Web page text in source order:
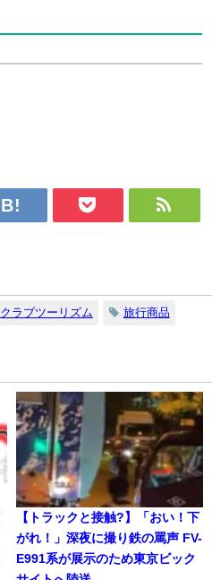
クラブツーリズム 旅行商品
【トラックと接触?】「おい！下
がれ！」深夜に撮り鉄の罵声 FV-
E991系が展示のため東京ビック